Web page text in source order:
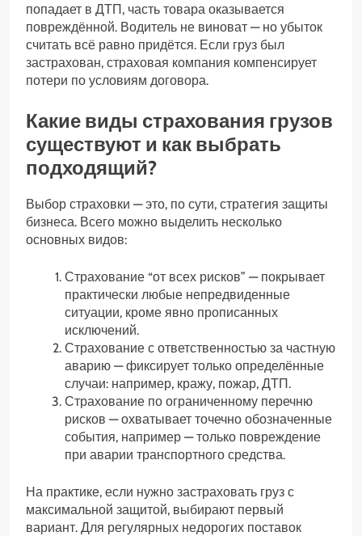
попадает в ДТП, часть товара оказывается
повреждённой. Водитель не виноват — но убыток
считать всё равно придётся. Если груз был
застрахован, страховая компания компенсирует
потери по условиям договора.
Какие виды страхования грузов
существуют и как выбрать
подходящий?
Выбор страховки — это, по сути, стратегия защиты
бизнеса. Всего можно выделить несколько
основных видов:
Страхование “от всех рисков” — покрывает
практически любые непредвиденные
ситуации, кроме явно прописанных
исключений.
Страхование с ответственностью за частную
аварию — фиксирует только определённые
случаи: например, кражу, пожар, ДТП.
Страхование по ограниченному перечню
рисков — охватывает точечно обозначенные
события, например — только повреждение
при аварии транспортного средства.
На практике, если нужно застраховать груз с
максимальной защитой, выбирают первый
вариант. Для регулярных недорогих поставок